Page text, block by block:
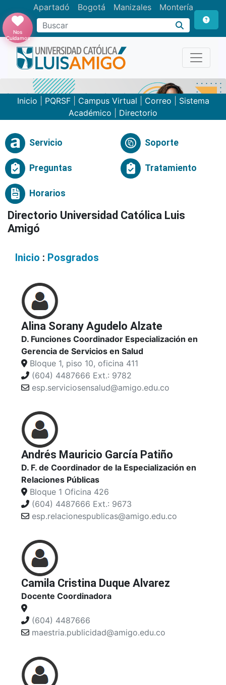
Apartadó Bogotá Manizales Montería
Buscar
Nos
Cuidamos
Inicio PQRSF| Campus Virtual Correo
Sistema
Académico
Directorio
Servicio Soporte
Preguntas Tratamiento
Horarios
Directorio Universidad Católica Luis
Amigó
Inicio : Posgrados
Alina Sorany Agudelo Alzate
D. Funciones Coordinador Especialización en
Gerencia de Servicios en Salud
Bloque 1, piso 10, oficina 411
(604) 4487666 Ext.: 9782
esp.serviciosensalud@amigo.edu.co
Andrés Mauricio García Patiño
D. F. de Coordinador de la Especialización en
Relaciones Públicas
Bloque 1 Oficina 426
(604) 4487666 Ext.: 9673
esp.relacionespublicas@amigo.edu.co
Camila Cristina Duque Alvarez
Docente Coordinadora
(604) 4487666
maestria.publicidad@amigo.edu.co